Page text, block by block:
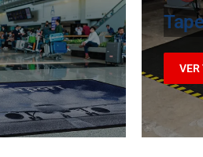
VER